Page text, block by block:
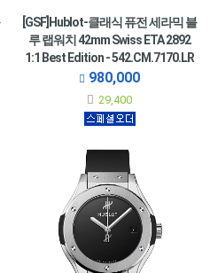
[GSF]Hublot-클래식 퓨전 세라믹 블
루 랩워치 42mm Swiss ETA 2892
1:1 Best Edition - 542.CM.7170.LR
980,000
29,400